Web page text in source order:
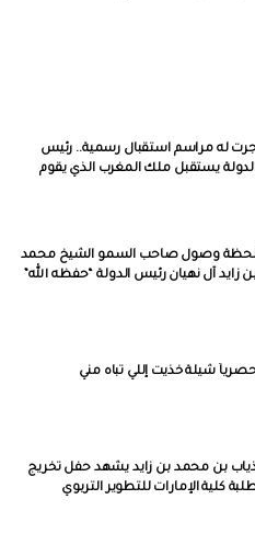
له مراسم استقبال رسمية.. رئيس
يستقبل ملك المغرب الذي يقوم
وصول صاحب السمو الشيخ محمد
زايد آل نهيان رئيس الدولة “حفظه الله”
شيلة خذيت إللي تباه مني
بن محمد بن زايد يشهد حفل تخريج
كلية الإمارات للتطوير التربوي